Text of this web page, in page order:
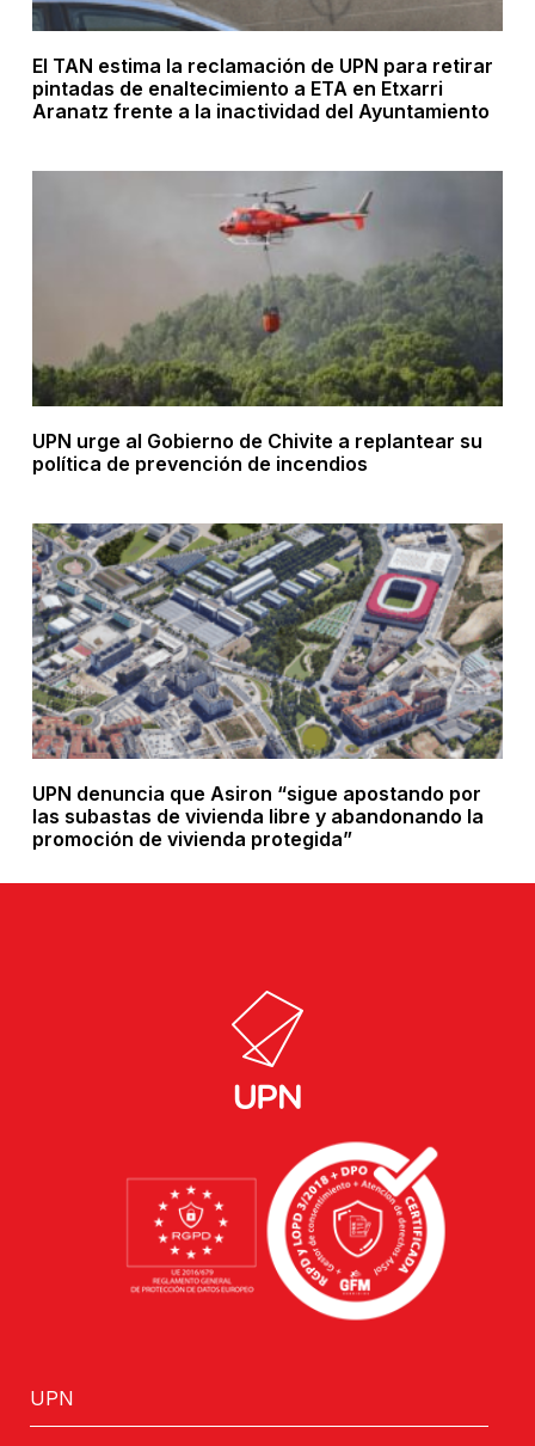
El TAN estima la reclamación de UPN para retirar
pintadas de enaltecimiento a ETA en Etxarri
Aranatz frente a la inactividad del Ayuntamiento
UPN urge al Gobierno de Chivite a replantear su
política de prevención de incendios
UPN denuncia que Asiron “sigue apostando por
las subastas de vivienda libre y abandonando la
promoción de vivienda protegida”
UPN